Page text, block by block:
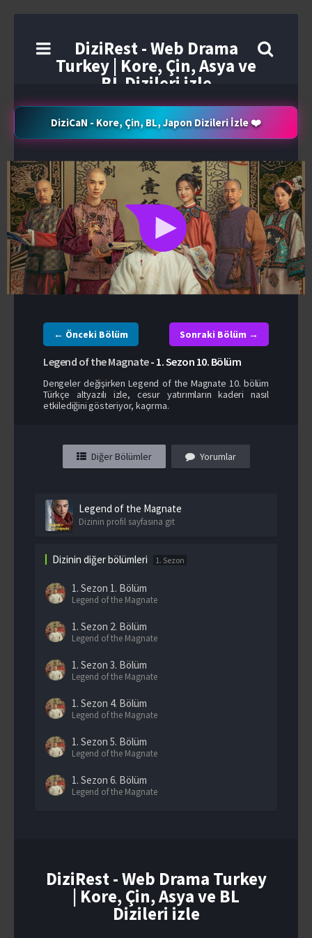
DiziRest - Web Drama
Turkey | Kore, Çin, Asya ve
BL Dizileri izle
DiziCaN - Kore, Çin, BL, Japon Dizileri İzle ❤️
← Önceki Bölüm Sonraki Bölüm →
Legend of the Magnate- 1. Sezon 10. Bölüm
Dengeler değişirken Legend of the Magnate 10. bölüm
Türkçe altyazılı izle, cesur yatırımların kaderi nasıl
etkilediğini gösteriyor, kaçırma.
Diğer Bölümler Yorumlar
Legend of the Magnate
Dizinin profil sayfasına git
Dizinin diğer bölümleri 1. Sezon
1. Sezon 1. Bölüm
Legend of the Magnate
1. Sezon 2. Bölüm
Legend of the Magnate
1. Sezon 3. Bölüm
Legend of the Magnate
1. Sezon 4. Bölüm
Legend of the Magnate
1. Sezon 5. Bölüm
Legend of the Magnate
1. Sezon 6. Bölüm
Legend of the Magnate
1. Sezon9. Bölüm
Legend of the Magnate
DiziRest - Web Drama Turkey
| Kore, Çin, Asya ve BL
Dizileri izle